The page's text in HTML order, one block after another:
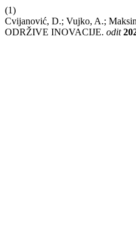
(1)
Cvijanović, D.; Vujko, A.;
ODRŽIVE INOVACIJE. odit